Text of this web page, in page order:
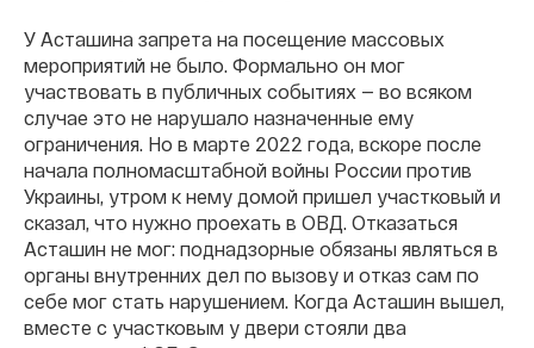
У Асташина запрета на посещение массовых
мероприятий не было. Формально он мог
участвовать в публичных событиях — во всяком
случае это не нарушало назначенные ему
ограничения. Но в марте 2022 года, вскоре после
начала полномасштабной войны России против
Украины, утром к нему домой пришел участковый и
сказал, что нужно проехать в ОВД. Отказаться
Асташин не мог: поднадзорные обязаны являться в
органы внутренних дел по вызову и отказ сам по
себе мог стать нарушением. Когда Асташин вышел,
вместе с участковым у двери стояли два